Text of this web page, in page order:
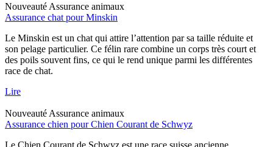
Nouveauté Assurance animaux
Assurance chat pour Minskin
Le Minskin est un chat qui attire l’attention par sa taille réduite et
son pelage particulier. Ce félin rare combine un corps très court et
des poils souvent fins, ce qui le rend unique parmi les différentes
race de chat.
Lire
Nouveauté Assurance animaux
Assurance chien pour Chien Courant de Schwyz
Le Chien Courant de Schwyz est une race suisse ancienne,